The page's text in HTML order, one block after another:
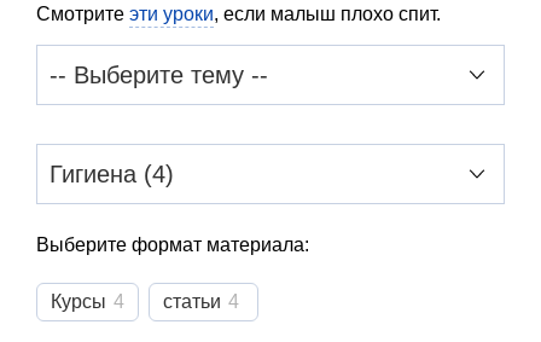
Смотрите эти уроки, если малыш плохо спит.
Выберите формат материала:
Курсы 4 статьи 4